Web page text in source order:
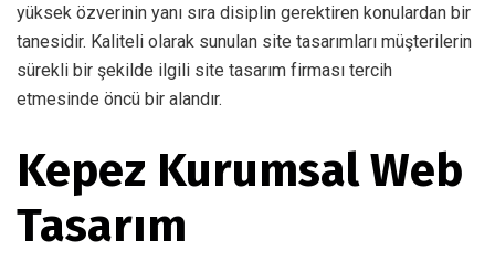
yüksek özverinin yanı sıra disiplin gerektiren konulardan bir
tanesidir. Kaliteli olarak sunulan site tasarımları müşterilerin
sürekli bir şekilde ilgili site tasarım firması tercih
etmesinde öncü bir alandır.
Kepez Kurumsal Web
Tasarım